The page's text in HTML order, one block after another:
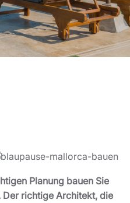
Planung bauen Sie
Der richtige Architekt, die